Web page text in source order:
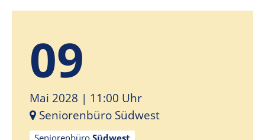
09
Mai 2028 | 11:00 Uhr
Seniorenbüro Südwest
Seniorenbüro Südwest